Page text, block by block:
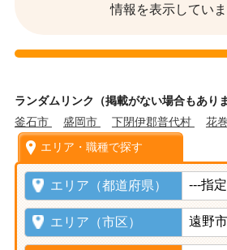
情報を表示していま
ランダムリンク（掲載がない場合もあり
釜石市
盛岡市 下閉伊郡普代村 花
エリア・職種で探す
エリア（都道府県）
エリア（市区）